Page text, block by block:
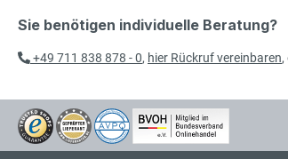
Sie benötigen individuelle Beratung?
+49 711 838 878 - 0, hier Rückruf vereinbaren,